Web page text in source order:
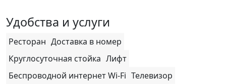
Удобства и услуги
Ресторан Доставка в номер
Круглосуточная стойка Лифт
Беспроводной интернет Wi-Fi Телевизор